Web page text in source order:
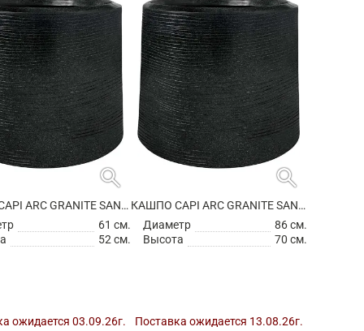
search
КАШПО CAPI ARC GRANITE SANDBAG MEDIUM BLACK
61 см.
52 см.
ожидается 03.09.26г.
search
КАШПО CAPI ARC GRANITE SANDBAG MEDIUM BLACK
Диаметр
86 см.
Высота
70 см.
Поставка ожидается 13.08.26г.